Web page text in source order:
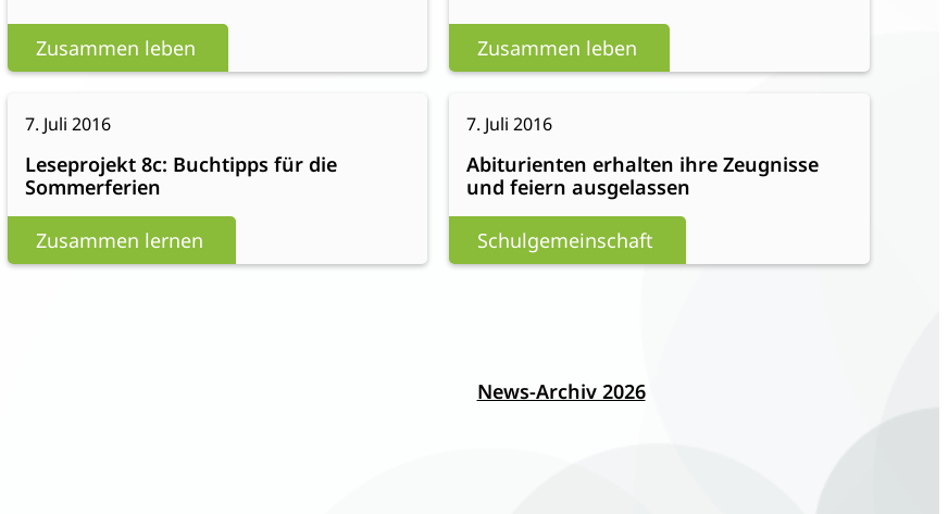
Zusammen leben Zusammen leben
beim
Siegerländer
Zusammen lernen
7. Juli 2016
Leseprojekt 8c: Buchtipps für die
Sommerferien
8c:
Buchtipps
für
die
Schulgemeinschaft
7. Juli 2016
Abiturienten erhalten ihre Zeugnisse
und feiern ausgelassen
erhalten
ihre
Zeugnisse
und
News-Archiv 2026